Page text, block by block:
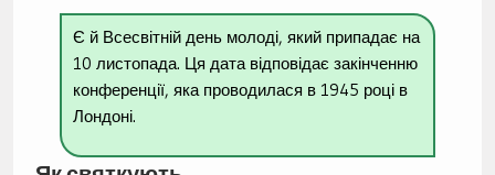
Є й Всесвітній день молоді, який припадає на
10 листопада. Ця дата відповідає закінченню
конференції, яка проводилася в 1945 році в
Лондоні.